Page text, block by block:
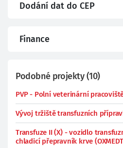
Dodání dat do CEP
Finance
Podobné projekty(10)
PVP - Polní veterinární pracoviště
Vývoj tržiště transfuzních
Transfuze II (X) - vozidlo
chladicí přepravník krve